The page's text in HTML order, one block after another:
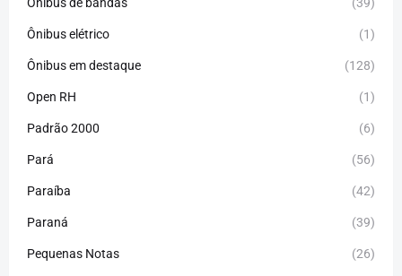
Ônibus elétrico (1)
Ônibus em destaque (128)
Open RH (1)
Padrão 2000 (6)
Pará (56)
Paraíba (42)
Paraná (39)
Pequenas Notas (26)